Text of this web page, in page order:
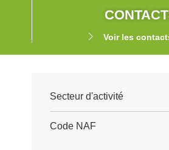
Voir les
Secteur d'activité
Code NAF